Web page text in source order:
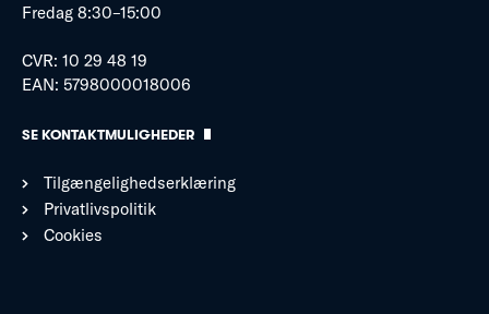
Fredag 8:30–15:00
CVR: 10 29 48 19
EAN: 5798000018006
SE KONTAKTMULIGHEDER
Tilgængelighedserklæring
Privatlivspolitik
Cookies